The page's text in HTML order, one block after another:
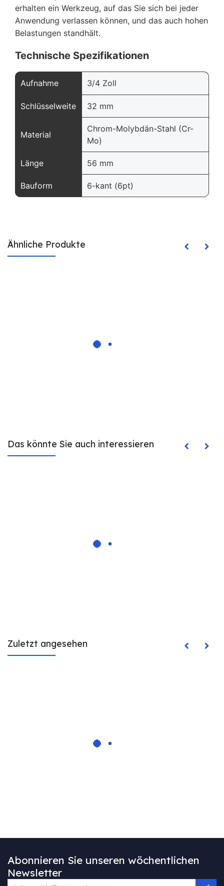
erhalten ein Werkzeug, auf das Sie sich bei jeder
Anwendung verlassen können, und das auch hohen
Belastungen standhält.
Technische Spezifikationen
Aufnahme 3/4 Zoll
Schlüsselweite 32 mm
Material
Chrom-Molybdän-Stahl (Cr-
Mo)
Länge 56 mm
Bauform 6-kant (6pt)
Ähnliche Produkte
Das könnte Sie auch interessieren
Zuletzt angesehen
Abonnieren Sie unseren wöchentlichen
Newsletter